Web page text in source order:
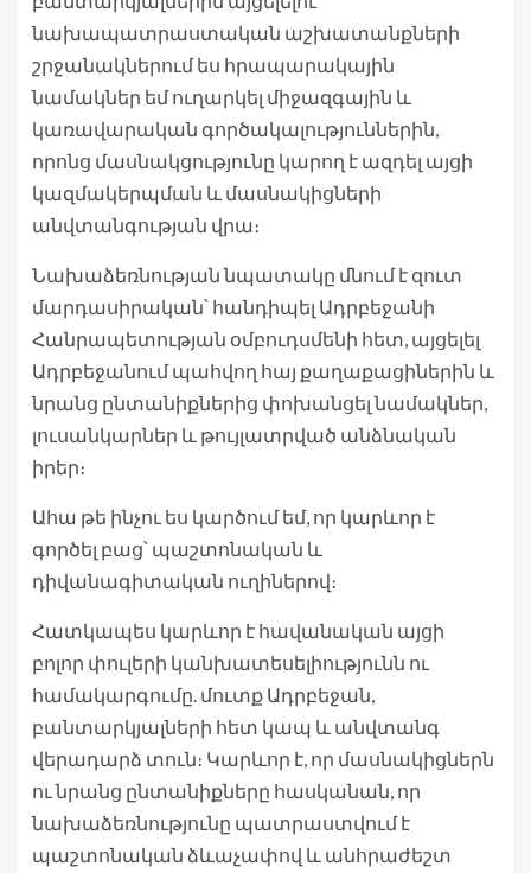
նախապատրաստական ​​աշխատանքների
շրջանակներում ես հրապարակային
նամակներ եմ ուղարկել միջազգային և
կառավարական գործակալություններին,
որոնց մասնակցությունը կարող է ազդել այցի
կազմակերպման և մասնակիցների
անվտանգության վրա։
Նախաձեռնության նպատակը մնում է զուտ
մարդասիրական՝ հանդիպել Ադրբեջանի
Հանրապետության օմբուդսմենի հետ, այցելել
Ադրբեջանում պահվող հայ քաղաքացիներին և
նրանց ընտանիքներից փոխանցել նամակներ,
լուսանկարներ և թույլատրված անձնական
իրեր։
Ահա թե ինչու ես կարծում եմ, որ կարևոր է
գործել բաց՝ պաշտոնական և
դիվանագիտական ​​ուղիներով։
Հատկապես կարևոր է հավանական այցի
բոլոր փուլերի կանխատեսելիությունն ու
համակարգումը. մուտք Ադրբեջան,
բանտարկյալների հետ կապ և անվտանգ
վերադարձ տուն։ Կարևոր է, որ մասնակիցներն
ու նրանց ընտանիքները հասկանան, որ
նախաձեռնությունը պատրաստվում է
պաշտոնական ձևաչափով և անհրաժեշտ